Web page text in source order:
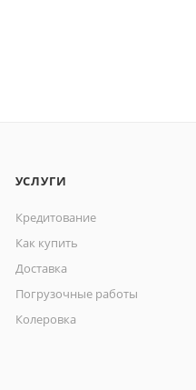
УСЛУГИ
Кредитование
Как купить
Доставка
Погрузочные работы
Колеровка